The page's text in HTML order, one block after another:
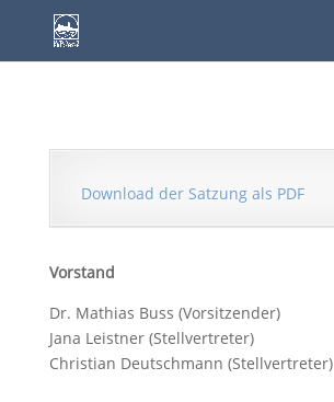
Download der Satzung als PDF
Vorstand
Dr. Mathias Buss (Vorsitzender)
Jana Leistner (Stellvertreter)
Christian Deutschmann (Stellvertreter)